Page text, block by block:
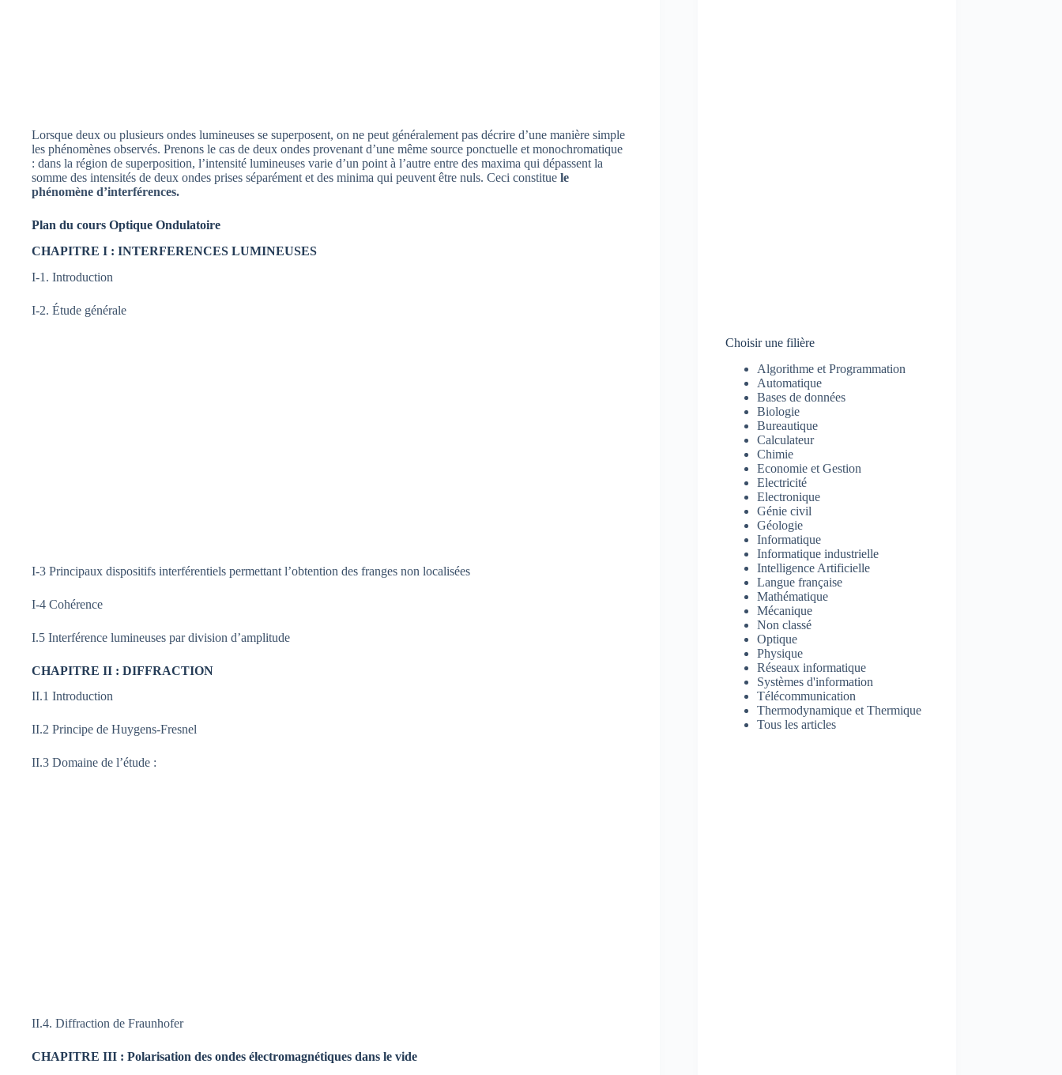
Lorsque deux ou plusieurs ondes lumineuses se superposent, on ne peut généralement pas décrire d’une manière simple
les phénomènes observés. Prenons le cas de deux ondes provenant d’une même source ponctuelle et monochromatique
: dans la région de superposition, l’intensité lumineuses varie d’un point à l’autre entre des maxima qui dépassent la
somme des intensités de deux ondes prises séparément et des minima qui peuvent être nuls. Ceci constitue le
phénomène d’interférences.
Plan du cours Optique Ondulatoire
CHAPITRE I : INTERFERENCES LUMINEUSES
I-1. Introduction
I-2. Étude générale
I-3 Principaux dispositifs interférentiels permettant l’obtention des franges non localisées
I-4 Cohérence
I.5 Interférence lumineuses par division d’amplitude
CHAPITRE II : DIFFRACTION
II.1 Introduction
II.2 Principe de Huygens-Fresnel
II.3 Domaine de l’étude :
II.4. Diffraction de Fraunhofer
CHAPITRE III : Polarisation des ondes électromagnétiques dans le vide
Choisir une filière
Algorithme et Programmation
Automatique
Bases de données
Biologie
Bureautique
Calculateur
Chimie
Economie et Gestion
Electricité
Electronique
Génie civil
Géologie
Informatique
Informatique industrielle
Intelligence Artificielle
Langue française
Mathématique
Mécanique
Non classé
Optique
Physique
Réseaux informatique
Systèmes d'information
Télécommunication
Thermodynamique et Thermique
Tous les articles